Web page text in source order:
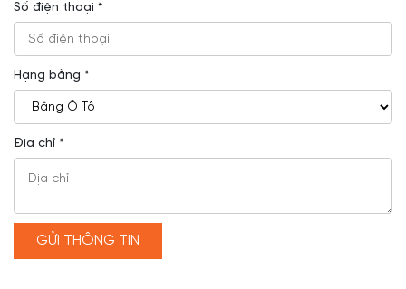
Số điện thoại *
Hạng bằng *
Địa chỉ *
GỬI THÔNG TIN